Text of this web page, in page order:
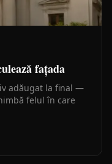
fațada
adăugat la final —
felul în care